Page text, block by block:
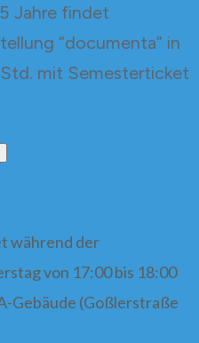
Jahre findet
“documenta” in
Std. mit Semesterticket
während der
von 17:00 bis 18:00
Gebäude (Goßlerstraße